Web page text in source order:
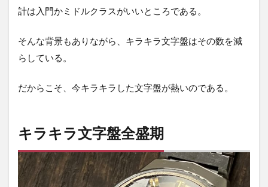
計は入門かミドルクラスがいいところである。
そんな背景もありながら、キラキラ文字盤はその数を減
らしている。
だからこそ、今キラキラした文字盤が熱いのである。
キラキラ文字盤全盛期